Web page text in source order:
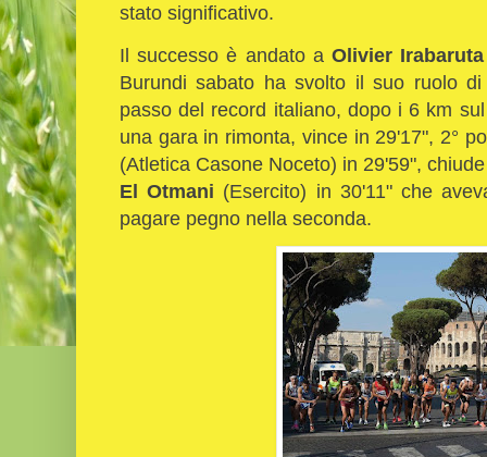
stato significativo.
Il successo è andato a Olivier Irabaruta
Burundi sabato ha svolto il suo ruolo
passo del record italiano, dopo i 6 km
una gara in rimonta, vince in 29'17", 2°
(Atletica Casone Noceto) in 29'59",
El Otmani (Esercito) in 30'11" che
pagare pegno nella seconda.